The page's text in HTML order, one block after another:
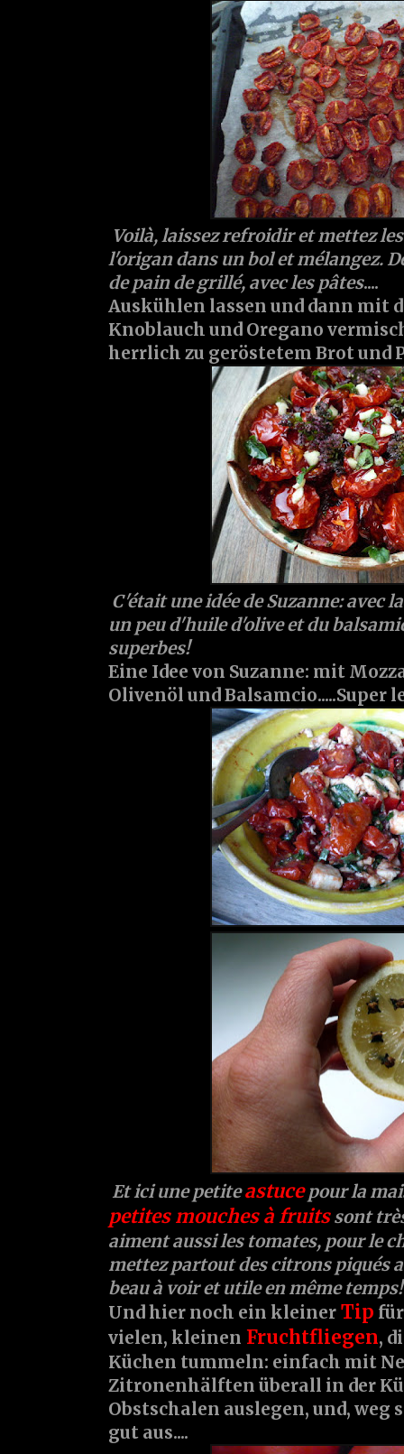
Voilà, laissez refroidir et mettez
l'origan dans un bol et mélangez.
de pain de grillé, avec les pâtes....
Auskühlen lassen und dann mit
Knoblauch und Oregano
herrlich zu geröstetem Brot und
C'était une idée de Suzanne: avec
un peu d'huile d'olive et du
superbes!
Eine Idee von Suzanne: mit
Olivenöl und Balsamcio.....Super
Et ici une petiteastucepour la
petites mouches à fruitssont
aiment aussi les tomates, pour le
mettez partout des citrons piqués
beau à voir et utile en même temps!
Und hier noch ein kleiner Tip
vielen, kleinen Fruchtfliegen,
Küchen tummeln: einfach mit
Zitronenhälften überall in der
Obstschalen auslegen, und, weg
gut aus....